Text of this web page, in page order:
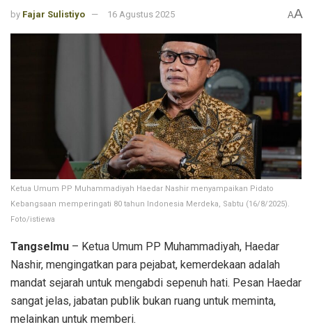
by Fajar Sulistiyo 16 Agustus 2025 AA
Ketua Umum PP Muhammadiyah Haedar Nashir menyampaikan Pidato
Kebangsaan memperingati 80 tahun Indonesia Merdeka, Sabtu (16/8/2025).
Foto/istiewa
Tangselmu – Ketua Umum PP Muhammadiyah, Haedar
Nashir, mengingatkan para pejabat, kemerdekaan adalah
mandat sejarah untuk mengabdi sepenuh hati. Pesan Haedar
sangat jelas, jabatan publik bukan ruang untuk meminta,
melainkan untuk memberi.